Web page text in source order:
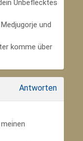
Unbeflecktes
und
komme über
Antworten